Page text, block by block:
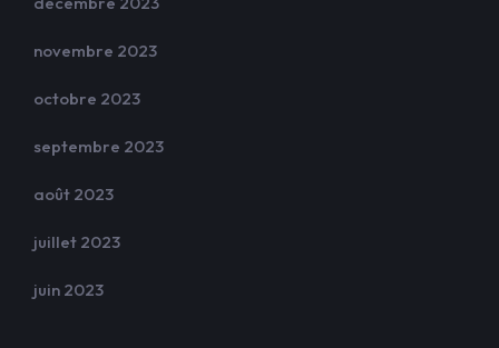
novembre 2023
octobre 2023
septembre 2023
août 2023
juillet 2023
juin 2023